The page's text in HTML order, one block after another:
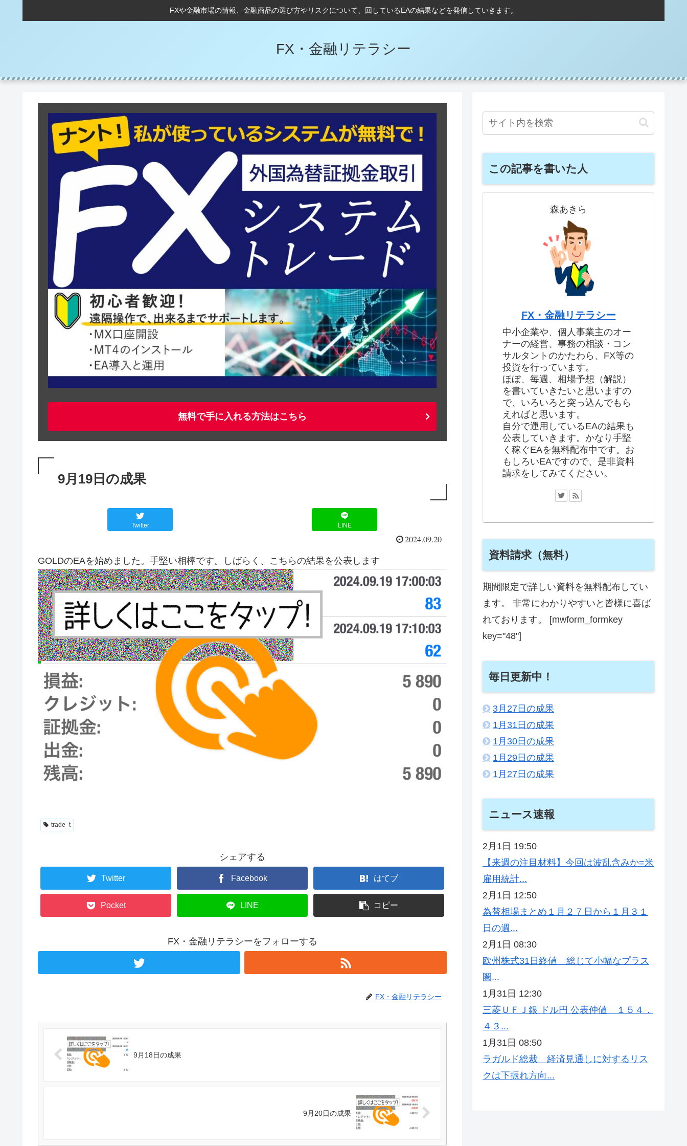
FXや金融市場の情報、金融商品の選び方やリスクについて、回しているEAの結果などを発信していきます。
FX・金融リテラシー
無料で手に入れる方法はこちら
9月19日の成果
Twitter LINE
2024.09.20
GOLDのEAを始めました。手堅い相棒です。しばらく、こちらの結果を公表します
trade_t
シェアする
Twitter Facebook はてブ
Pocket LINE コピー
FX・金融リテラシーをフォローする
FX・金融リテラシー
9月18日の成果
9月20日の成果
この記事を書いた人
森あきら
FX・金融リテラシー
中小企業や、個人事業主のオー
ナーの経営、事務の相談・コン
サルタントのかたわら、FX等の
投資を行っています。
ほぼ、毎週、相場予想（解説）
を書いていきたいと思いますの
で、いろいろと突っ込んでもら
えればと思います。
自分で運用しているEAの結果も
公表していきます。かなり手堅
く稼ぐEAを無料配布中です。お
もしろいEAですので、是非資料
請求をしてみてください。
資料請求（無料）
期間限定で詳しい資料を無料配布してい
ます。 非常にわかりやすいと皆様に喜ば
れております。 [mwform_formkey
key="48"]
毎日更新中！
3月27日の成果
1月31日の成果
1月30日の成果
1月29日の成果
1月27日の成果
ニュース速報
2月1日 19:50
【来週の注目材料】今回は波乱含みか=米
雇用統計...
2月1日 12:50
為替相場まとめ１月２７日から１月３１
日の週...
2月1日 08:30
欧州株式31日終値 総じて小幅なプラス
圏...
1月31日 12:30
三菱ＵＦＪ銀 ドル円 公表仲値 １５４．
４３...
1月31日 08:50
ラガルド総裁 経済見通しに対するリス
クは下振れ方向...